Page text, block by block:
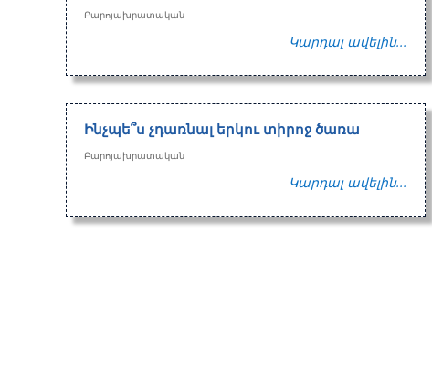
Բարոյախրատական
Կարդալ ավելին...
Ինչպե՞ս չդառնալ երկու տիրոջ ծառա
Բարոյախրատական
Կարդալ ավելին...